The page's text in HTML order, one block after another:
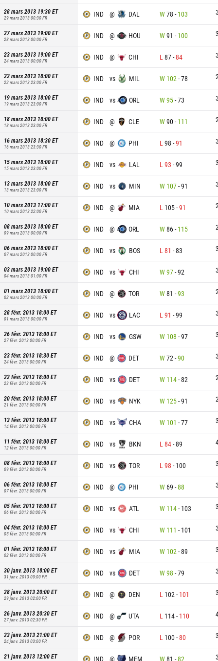
28 mars 2013 19:30ET
29 mars 2013 00:30FR IND @ DAL W78 - 103
27 mars 2013 19:00ET
28 mars 2013 00:00FR IND @ HOU W91 - 100
23 mars 2013 19:00ET
24 mars 2013 00:00FR IND @ CHI L 87-84
22 mars 2013 18:00ET
22 mars 2013 23:00FR IND vs MIL W 102 -78
19 mars 2013 18:00ET
19 mars 2013 23:00FR IND vs ORL W95-73
18 mars 2013 18:00ET
18 mars 2013 23:00FR IND @ CLE W90- 111
16 mars 2013 18:30ET
16 mars 2013 23:30FR IND @ PHI L 98 -91
15 mars 2013 18:00ET
15 mars 2013 23:00FR IND vs LAL L 93 -99
13 mars 2013 18:00ET
13 mars 2013 23:00FR IND vs MIN W 107-91
10 mars 2013 17:00ET
10 mars 2013 22:00FR IND @ MIA L 105-91
08 mars 2013 18:00ET
09 mars 2013 00:00FR IND @ ORL W86- 115
06 mars 2013 18:00ET
07 mars 2013 00:00FR IND vs BOS L 81 -83
03 mars 2013 19:00ET
04 mars 2013 01:00FR IND vs CHI W97-92
01 mars 2013 18:00ET
02 mars 2013 00:00FR IND @ TOR W81 -93
28 févr. 2013 18:00ET
01 mars 2013 00:00FR IND vs LAC L 91 -99
26 févr. 2013 18:00ET
27 févr. 2013 00:00FR IND vs GSW W 108 -97
23 févr. 2013 18:30ET
24 févr. 2013 00:30FR IND @ DET W72 -90
22 févr. 2013 18:00ET
23 févr. 2013 00:00FR IND vs DET W 114-82
20 févr. 2013 18:00ET
21 févr. 2013 00:00FR IND vs NYK W 125-91
13 févr. 2013 18:00ET
14 févr. 2013 00:00FR IND vs CHA W 101 -77
11 févr. 2013 18:00ET
12 févr. 2013 00:00FR IND vs BKN L 84-89
08 févr. 2013 18:00ET
09 févr. 2013 00:00FR IND vs TOR L 98 - 100
06 févr. 2013 18:00ET
07 févr. 2013 00:00FR IND @ PHI W 69 -88
05 févr. 2013 18:00ET
06 févr. 2013 00:00FR IND vs ATL W 114- 103
04 févr. 2013 18:00ET
05 févr. 2013 00:00FR IND vs CHI W 111 - 101
01 févr. 2013 18:00ET
02 févr. 2013 00:00FR IND vs MIA W 102 -89
30 janv. 2013 18:00ET
31 janv. 2013 00:00FR IND vs DET W98 -79
28 janv. 2013 20:00ET
29 janv. 2013 02:00FR IND @ DEN L 102 - 101
26 janv. 2013 20:30ET
27 janv. 2013 02:30FR IND @ UTA L 114- 110
23 janv. 2013 21:00ET
24 janv. 2013 03:00FR IND @ POR L 100-80
21 janv. 2013 12:00ET IND @ MEM W81 -82